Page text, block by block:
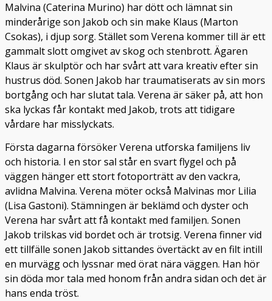
Malvina (Caterina Murino) har dött och lämnat sin
minderårige son Jakob och sin make Klaus (Marton
Csokas), i djup sorg. Stället som Verena kommer till är ett
gammalt slott omgivet av skog och stenbrott. Ägaren
Klaus är skulptör och har svårt att vara kreativ efter sin
hustrus död. Sonen Jakob har traumatiserats av sin mors
bortgång och har slutat tala. Verena är säker på, att hon
ska lyckas får kontakt med Jakob, trots att tidigare
vårdare har misslyckats.
Första dagarna försöker Verena utforska familjens liv
och historia. I en stor sal står en svart flygel och på
väggen hänger ett stort fotoporträtt av den vackra,
avlidna Malvina. Verena möter också Malvinas mor Lilia
(Lisa Gastoni). Stämningen är beklämd och dyster och
Verena har svårt att få kontakt med familjen. Sonen
Jakob trilskas vid bordet och är trotsig. Verena finner vid
ett tillfälle sonen Jakob sittandes övertäckt av en filt intill
en murvägg och lyssnar med örat nära väggen. Han hör
sin döda mor tala med honom från andra sidan och det är
hans enda tröst.